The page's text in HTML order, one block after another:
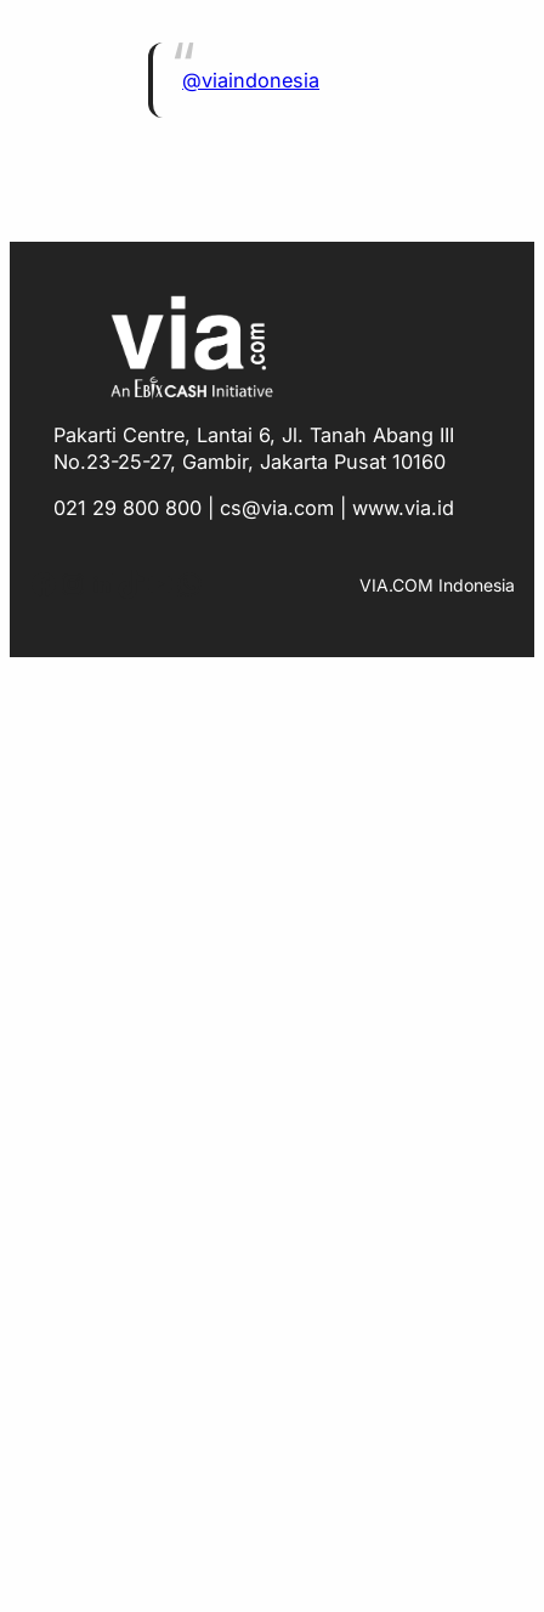
@viaindonesia
Pakarti Centre, Lantai 6, Jl. Tanah Abang III
No.23-25-27, Gambir, Jakarta Pusat 10160
021 29 800 800 | cs@via.com | www.via.id
VIA.COM Indonesia